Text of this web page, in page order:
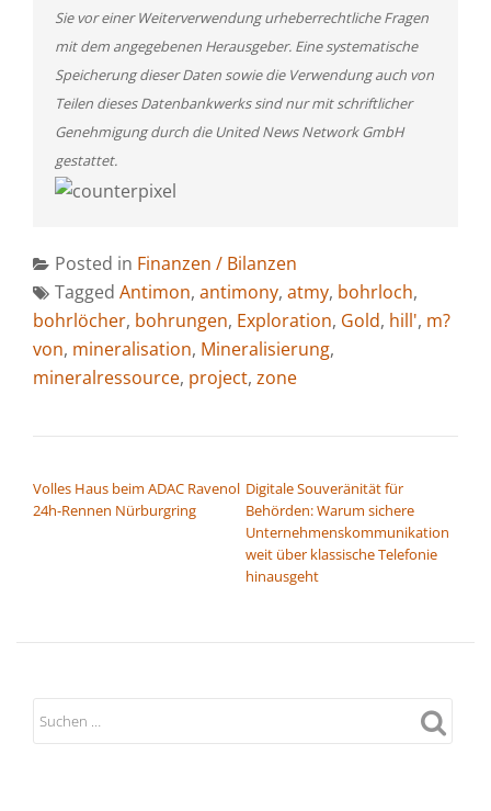
Sie vor einer Weiterverwendung urheberrechtliche Fragen
mit dem angegebenen Herausgeber. Eine systematische
Speicherung dieser Daten sowie die Verwendung auch von
Teilen dieses Datenbankwerks sind nur mit schriftlicher
Genehmigung durch die United News Network GmbH
gestattet.
Posted in Finanzen / Bilanzen
Tagged Antimon, antimony, atmy, bohrloch,
bohrlöcher, bohrungen, Exploration, Gold, hill', m?
von, mineralisation, Mineralisierung,
mineralressource, project, zone
Volles Haus beim ADAC Ravenol
24h-Rennen Nürburgring
Digitale Souveränität für
Behörden: Warum sichere
Unternehmenskommunikation
weit über klassische Telefonie
hinausgeht